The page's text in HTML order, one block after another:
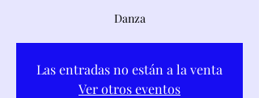
Danza
Las entradas no están a la venta
Ver otros eventos